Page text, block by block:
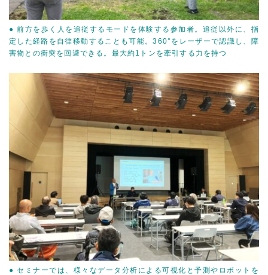
● 前方を歩く人を追従するモードを体験する参加者。追従以外に、指
定した経路を自律移動することも可能。360°をレーザーで認識し、障
害物との衝突を回避できる。最大約1トンを牽引する力を持つ
● セミナーでは、様々なデータ分析による可視化と予測やロボットを